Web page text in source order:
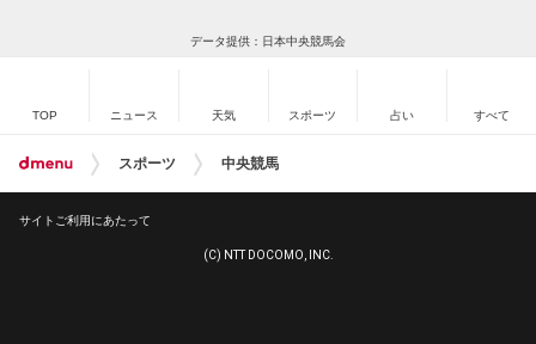
データ提供：日本中央競馬会
TOP ニュース 天気 スポーツ 占い すべて
スポーツ 中央競馬
サイトご利用にあたって
(C) NTT DOCOMO, INC.